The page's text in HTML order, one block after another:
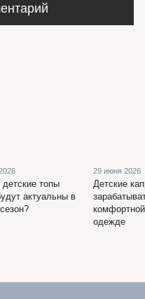
топы
актуальны в
29 июня 2026
Детские
одежде